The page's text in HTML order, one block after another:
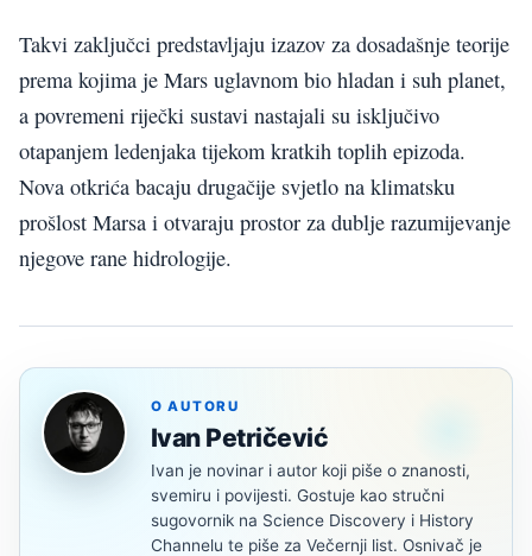
Takvi zaključci predstavljaju izazov za dosadašnje teorije
prema kojima je Mars uglavnom bio hladan i suh planet,
a povremeni riječki sustavi nastajali su isključivo
otapanjem ledenjaka tijekom kratkih toplih epizoda.
Nova otkrića bacaju drugačije svjetlo na klimatsku
prošlost Marsa i otvaraju prostor za dublje razumijevanje
njegove rane hidrologije.
O AUTORU
Ivan Petričević
Ivan je novinar i autor koji piše o znanosti,
svemiru i povijesti. Gostuje kao stručni
sugovornik na Science Discovery i History
Channelu te piše za Večernji list. Osnivač je